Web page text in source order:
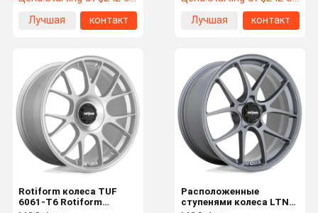
Лучшая
контакт
Лучшая
контакт
Rotiform колеса TUF
6061-T6 Rotiform
Расположенные
ступенями колеса LTN